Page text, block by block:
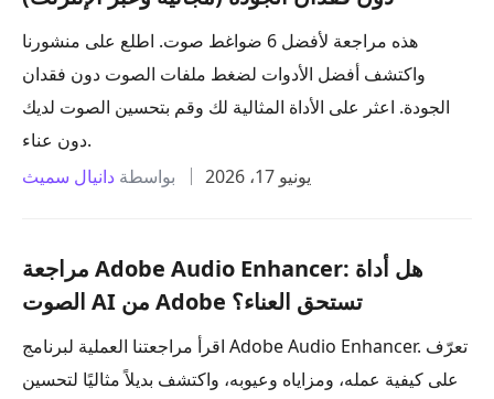
هذه مراجعة لأفضل 6 ضواغط صوت. اطلع على منشورنا
واكتشف أفضل الأدوات لضغط ملفات الصوت دون فقدان
الجودة. اعثر على الأداة المثالية لك وقم بتحسين الصوت لديك
دون عناء.
بواسطة دانيال سميث يونيو 17، 2026
مراجعة Adobe Audio Enhancer: هل أداة
الصوت AI من Adobe تستحق العناء؟
اقرأ مراجعتنا العملية لبرنامج Adobe Audio Enhancer. تعرّف
على كيفية عمله، ومزاياه وعيوبه، واكتشف بديلاً مثاليًا لتحسين